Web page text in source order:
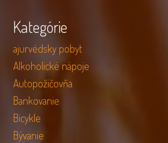
Kategórie
ajurvédsky pobyt
Alkoholické nápoje
Autopožičovňa
Bankovanie
Bicykle
Bývanie